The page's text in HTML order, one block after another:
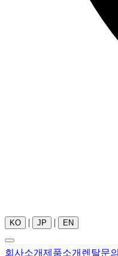
KO | JP | EN
회사소개제품소개 렌탈문의